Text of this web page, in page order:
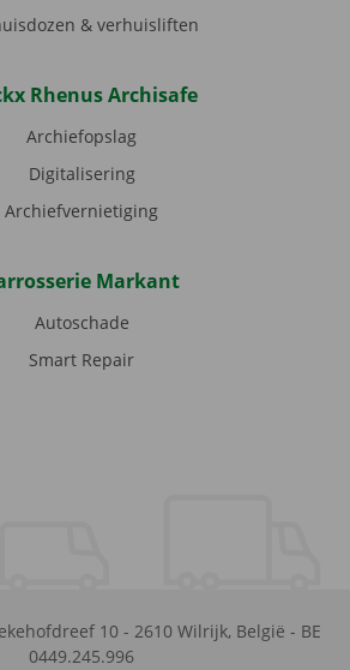
& verhuisliften
Rhenus Archisafe
Archiefopslag
Digitalisering
Archiefvernietiging
Markant
Autoschade
Smart Repair
10 - 2610 Wilrijk, België - BE
0449.245.996